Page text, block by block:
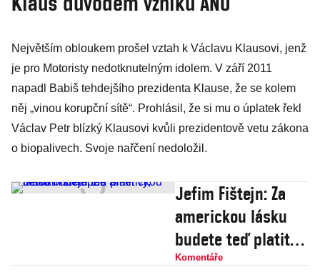
Největším obloukem prošel vztah k Václavu Klausovi, jenž
je pro Motoristy nedotknutelným idolem. V září 2011
napadl Babiš tehdejšího prezidenta Klause, že se kolem
něj „vinou korupční sítě“. Prohlásil, že si mu o úplatek řekl
Václav Petr blízký Klausovi kvůli prezidentově vetu zákona
o biopalivech. Svoje nařčení nedoložil.
Jefim Fištejn: Za
americkou lásku
budete teď platit
vy, madam Evropo!
Komentáře